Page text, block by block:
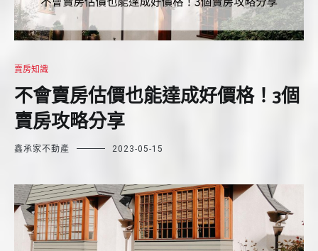
賣房知識
不會賣房估價也能達成好價格！3個
賣房攻略分享
鑫承家不動產 2023-05-15